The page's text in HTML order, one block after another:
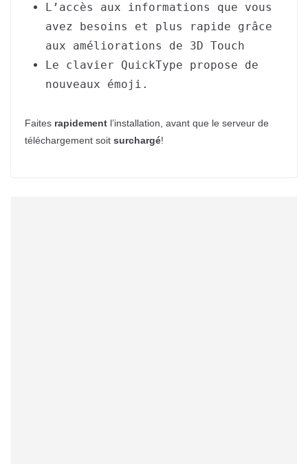
L’accès aux informations que vous
avez besoins et plus rapide grâce
aux améliorations de 3D Touch
Le clavier QuickType propose de
nouveaux émoji.
Faites rapidement l’installation, avant que le serveur de
téléchargement soit surchargé!